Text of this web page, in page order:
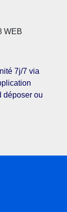
7j/7 via
déposer ou